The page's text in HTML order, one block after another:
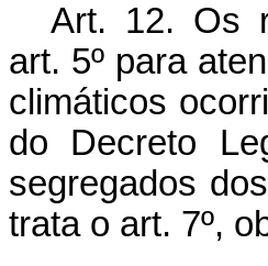
Art. 12. Os
art. 5º para
climáticos
do Decreto
segregados
trata o art. 7º,